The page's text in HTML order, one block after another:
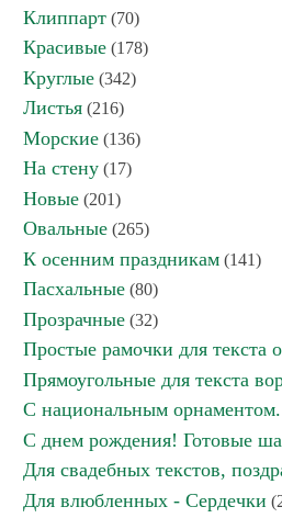
Клиппарт (70)
Красивые (178)
Круглые (342)
Листья (216)
Морские (136)
На стену (17)
Новые (201)
Овальные (265)
К осенним праздникам (141)
Пасхальные (80)
Прозрачные (32)
Простые рамочки для текста
Прямоугольные для текста
С национальным орнаментом.
С днем рождения! Готовые
Для свадебных текстов,
Для влюбленных - Сердечки